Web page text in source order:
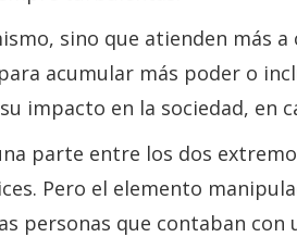
sino que atienden más
acumular más poder o
impacto en la sociedad, en
parte entre los dos
Pero el elemento
personas que contaban